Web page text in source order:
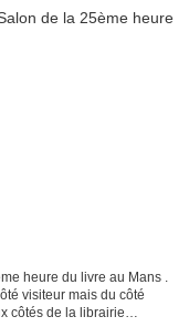
heure du livre au Mans .
visiteur mais du côté
côtés de la librairie